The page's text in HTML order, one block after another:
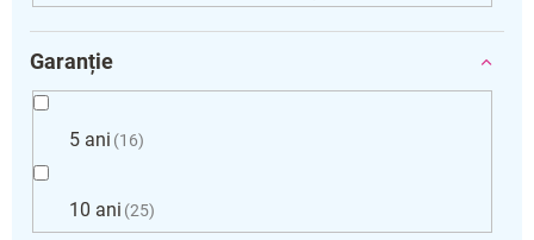
Garanție
5 ani 16
10 ani 25